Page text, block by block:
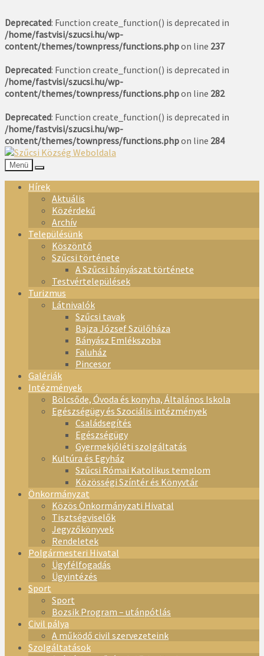
Deprecated: Function create_function() is deprecated in
/home/fastvisi/szucsi.hu/wp-
content/themes/townpress/functions.phpon line 237
Deprecated: Function create_function() is deprecated in
/home/fastvisi/szucsi.hu/wp-
content/themes/townpress/functions.phpon line 282
Deprecated: Function create_function() is deprecated in
/home/fastvisi/szucsi.hu/wp-
content/themes/townpress/functions.phpon line 284
Menü
Hírek
Aktuális
Közérdekű
Archív
Településünk
Köszöntő
Szűcsi története
A Szűcsi bányászat története
Testvértelepülések
Turizmus
Látnivalók
Szűcsi tavak
Bajza József Szülőháza
Bányász Emlékszoba
Faluház
Pincesor
Galériák
Intézmények
Bölcsőde, Óvoda és konyha, Általános Iskola
Egészségügy és Szociális intézmények
Családsegítés
Egészségügy
Gyermekjóléti szolgáltatás
Kultúra és Egyház
Szűcsi Római Katolikus templom
Közösségi Színtér és Könyvtár
Önkormányzat
Közös Önkormányzati Hivatal
Tisztségviselők
Jegyzőkönyvek
Rendeletek
Polgármesteri Hivatal
Ügyfélfogadás
Ügyintézés
Sport
Sport
Bozsik Program – utánpótlás
Civil pálya
A működő civil szervezeteink
Szolgáltatások